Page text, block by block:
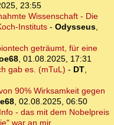
23:55
Wissenschaft - Die
Instituts - Odysseus,
geträumt, für eine
, 01.08.2025, 17:31
gab es. (mTuL) - DT,
90% Wirksamkeit gegen
, 02.08.2025, 06:50
- das mit dem Nobelpreis
war an mir